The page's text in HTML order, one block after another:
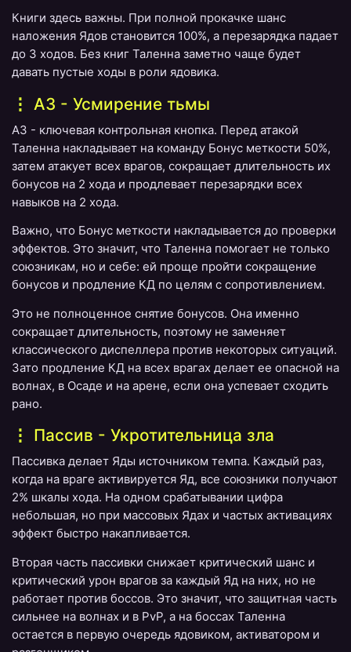
Книги здесь важны. При полной прокачке шанс
наложения Ядов становится 100%, а перезарядка падает
до 3 ходов. Без книг Таленна заметно чаще будет
давать пустые ходы в роли ядовика.
A3 - Усмирение тьмы
A3 - ключевая контрольная кнопка. Перед атакой
Таленна накладывает на команду Бонус меткости 50%,
затем атакует всех врагов, сокращает длительность их
бонусов на 2 хода и продлевает перезарядки всех
навыков на 2 хода.
Важно, что Бонус меткости накладывается до проверки
эффектов. Это значит, что Таленна помогает не только
союзникам, но и себе: ей проще пройти сокращение
бонусов и продление КД по целям с сопротивлением.
Это не полноценное снятие бонусов. Она именно
сокращает длительность, поэтому не заменяет
классического диспеллера против некоторых ситуаций.
Зато продление КД на всех врагах делает ее опасной на
волнах, в Осаде и на арене, если она успевает сходить
рано.
Пассив - Укротительница зла
Пассивка делает Яды источником темпа. Каждый раз,
когда на враге активируется Яд, все союзники получают
2% шкалы хода. На одном срабатывании цифра
небольшая, но при массовых Ядах и частых активациях
эффект быстро накапливается.
Вторая часть пассивки снижает критический шанс и
критический урон врагов за каждый Яд на них, но не
работает против боссов. Это значит, что защитная часть
сильнее на волнах и в PvP, а на боссах Таленна
остается в первую очередь ядовиком, активатором и